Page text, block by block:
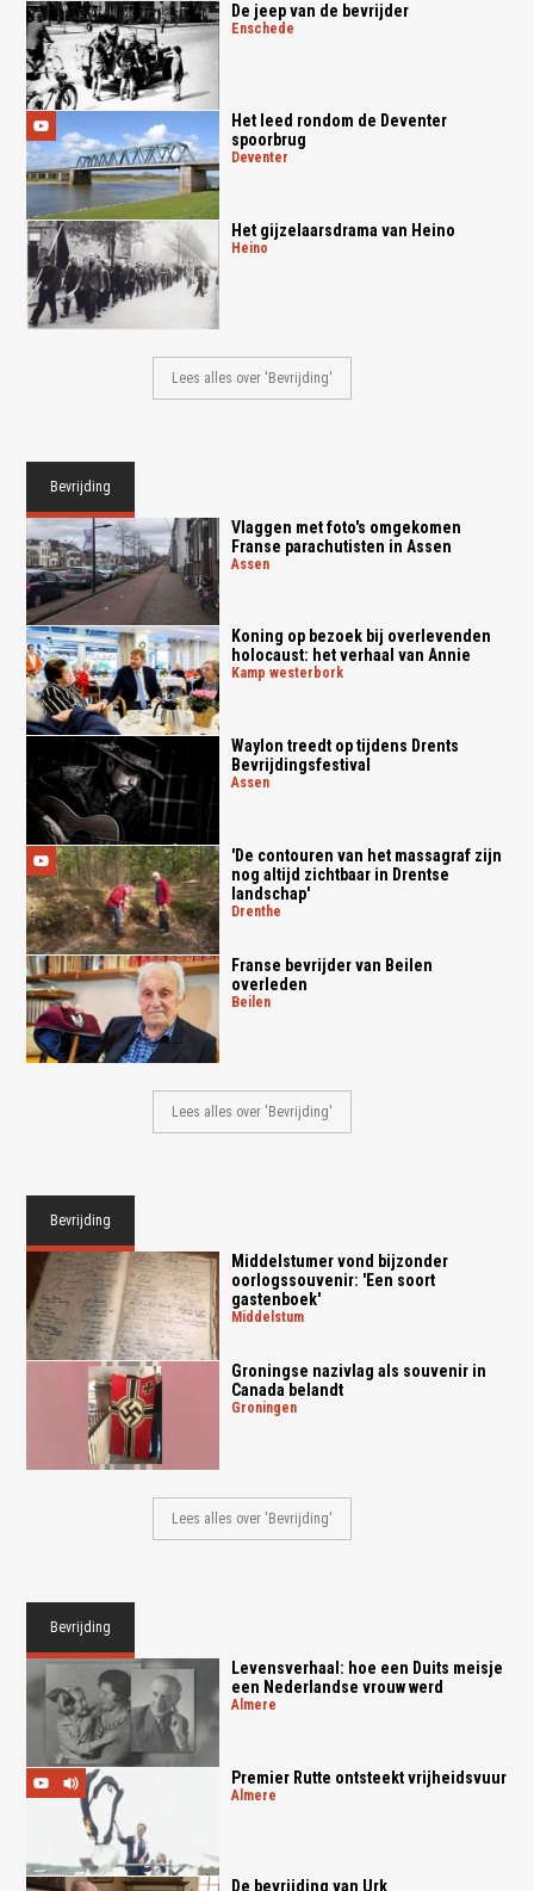
De jeep van de bevrijder
enschede
Het leed rondom de Deventer
spoorbrug
deventer
Het gijzelaarsdrama van Heino
heino
Lees alles over 'Bevrijding'
Bevrijding
Vlaggen met foto's omgekomen
Franse parachutisten in Assen
assen
Koning op bezoek bij overlevenden
holocaust: het verhaal van Annie
kamp westerbork
Waylon treedt op tijdens Drents
Bevrijdingsfestival
assen
'De contouren van het massagraf zijn
nog altijd zichtbaar in Drentse
landschap'
drenthe
Franse bevrijder van Beilen
overleden
beilen
Lees alles over 'Bevrijding'
Bevrijding
Middelstumer vond bijzonder
oorlogssouvenir: 'Een soort
gastenboek'
middelstum
Groningse nazivlag als souvenir in
Canada belandt
groningen
Lees alles over 'Bevrijding'
Bevrijding
Levensverhaal: hoe een Duits meisje
een Nederlandse vrouw werd
almere
Premier Rutte ontsteekt vrijheidsvuur
almere
De bevrijding van Urk